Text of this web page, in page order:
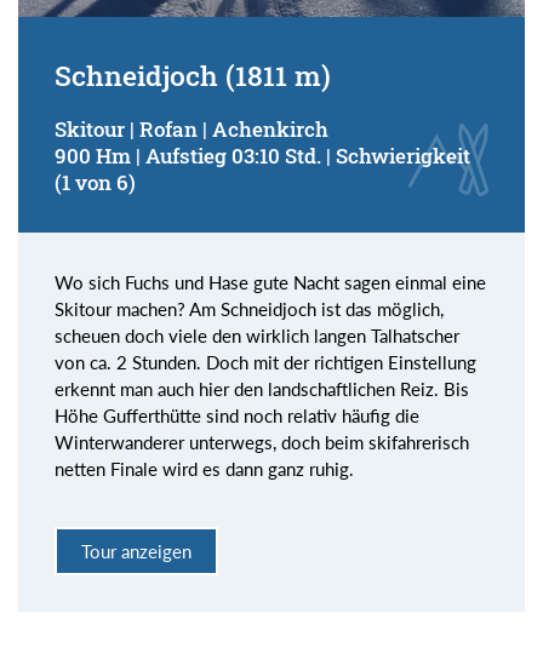
Schneidjoch (1811 m)
Skitour | Rofan | Achenkirch
900 Hm | Aufstieg 03:10 Std. | Schwierigkeit
(1 von 6)
Wo sich Fuchs und Hase gute Nacht sagen einmal eine
Skitour machen? Am Schneidjoch ist das möglich,
scheuen doch viele den wirklich langen Talhatscher
von ca. 2 Stunden. Doch mit der richtigen Einstellung
erkennt man auch hier den landschaftlichen Reiz. Bis
Höhe Gufferthütte sind noch relativ häufig die
Winterwanderer unterwegs, doch beim skifahrerisch
netten Finale wird es dann ganz ruhig.
Tour anzeigen